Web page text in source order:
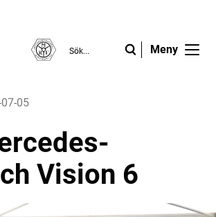
Meny
Reportage
Krönikor
05
Vision 6